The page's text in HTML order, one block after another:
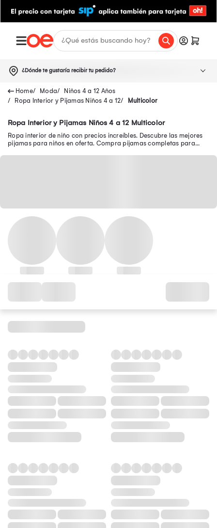
¿Dónde te gustaría recibir tu pedido?
Moda
Niños 4 a 12 Años
Ropa Interior y Pijamas Niños 4 a 12
Multicolor
Ropa Interior y Pijamas Niños 4 a 12 Multicolor
Ropa interior de niño con precios increíbles. Descubre las mejores
pijamas para niños en oferta. Compra pijamas completas para